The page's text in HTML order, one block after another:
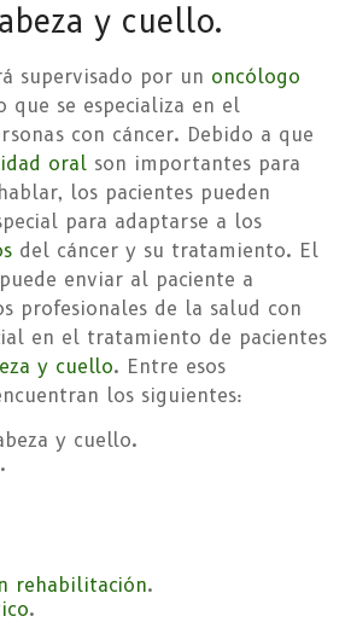
y cuello.
supervisado por un oncólogo
que se especializa en el
con cáncer. Debido a que
oral son importantes para
los pacientes pueden
para adaptarse a los
del cáncer y su tratamiento. El
enviar al paciente a
profesionales de la salud con
en el tratamiento de pacientes
y cuello. Entre esos
los siguientes:
y cuello.
.
rehabilitación.
.